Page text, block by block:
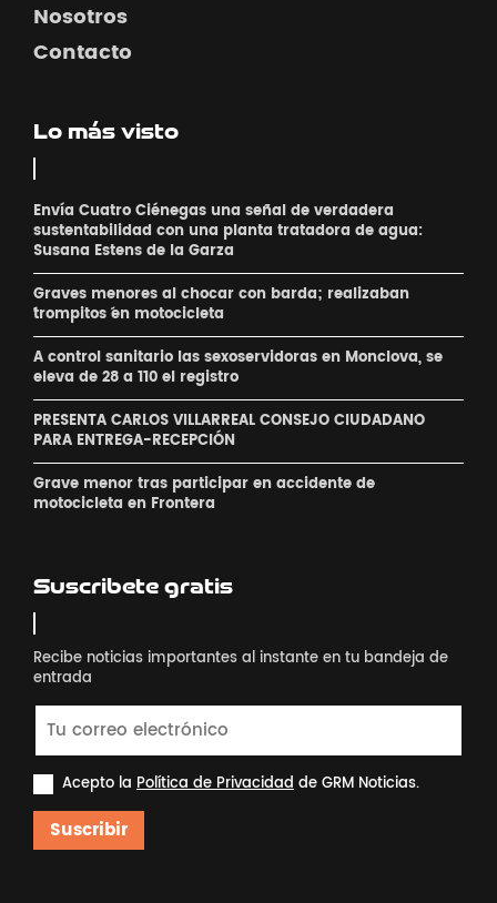
Nosotros
Contacto
Lo más visto
Envía Cuatro Ciénegas una señal de verdadera
sustentabilidad con una planta tratadora de agua:
Susana Estens de la Garza
Graves menores al chocar con barda; realizaban
´trompitos ´en motocicleta
A control sanitario las sexoservidoras en Monclova, se
eleva de 28 a 110 el registro
PRESENTA CARLOS VILLARREAL CONSEJO CIUDADANO
PARA ENTREGA-RECEPCIÓN
Grave menor tras participar en accidente de
motocicleta en Frontera
Suscribete gratis
Recibe noticias importantes al instante en tu bandeja de
entrada
Acepto la Política de Privacidadde GRM Noticias.
Suscribir